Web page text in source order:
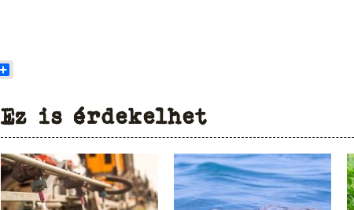
Ez is érdekelhet